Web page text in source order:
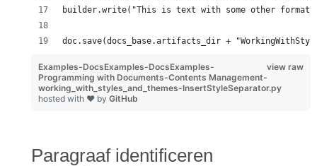
builder.write("This is text with some other
doc.save(docs_base.artifacts_dir +
view raw
Examples-DocsExamples-DocsExamples-
Programming with Documents-Contents Management-
working_with_styles_and_themes-InsertStyleSeparator.py
hosted with ❤ by GitHub
Paragraaf identificeren